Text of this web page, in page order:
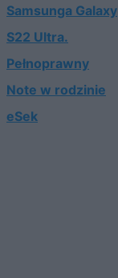
Samsunga Galaxy
S22 Ultra.
Pełnoprawny
Note w rodzinie
eSek